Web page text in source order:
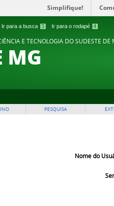
Ir para a busca 3 Ir para o rodapé 4
Simplifique!
E TECNOLOGIA DO SUDESTE DE
MG
PESQUISA
Nome do